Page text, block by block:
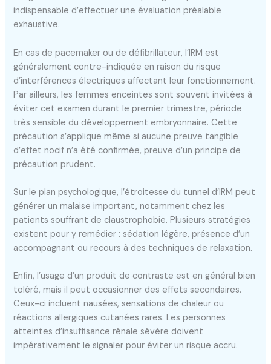
indispensable d’effectuer une évaluation préalable
exhaustive.
En cas de pacemaker ou de défibrillateur, l’IRM est
généralement contre-indiquée en raison du risque
d’interférences électriques affectant leur fonctionnement.
Par ailleurs, les femmes enceintes sont souvent invitées à
éviter cet examen durant le premier trimestre, période
très sensible du développement embryonnaire. Cette
précaution s’applique même si aucune preuve tangible
d’effet nocif n’a été confirmée, preuve d’un principe de
précaution prudent.
Sur le plan psychologique, l’étroitesse du tunnel d’IRM peut
générer un malaise important, notamment chez les
patients souffrant de claustrophobie. Plusieurs stratégies
existent pour y remédier : sédation légère, présence d’un
accompagnant ou recours à des techniques de relaxation.
Enfin, l’usage d’un produit de contraste est en général bien
toléré, mais il peut occasionner des effets secondaires.
Ceux-ci incluent nausées, sensations de chaleur ou
réactions allergiques cutanées rares. Les personnes
atteintes d’insuffisance rénale sévère doivent
impérativement le signaler pour éviter un risque accru.